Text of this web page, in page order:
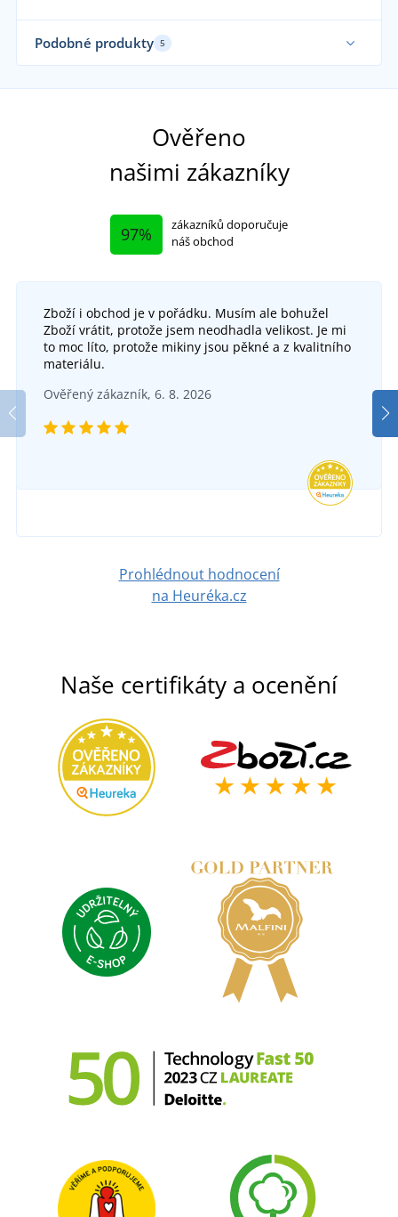
Podobné produkty 5
Běžecké rukavice
435 Kč
Ověřeno
našimi zákazníky
97%
zákazníků doporučuje
náš obchod
Zboží i obchod je v pořádku. Musím ale bohužel
Zboží vrátit, protože jsem neodhadla velikost. Je mi
to moc líto, protože mikiny jsou pěkné a z kvalitního
materiálu.
Ověřený zákazník, 6. 8. 2026
Prohlédnout hodnocení
na Heuréka.cz
Naše certifikáty a ocenění